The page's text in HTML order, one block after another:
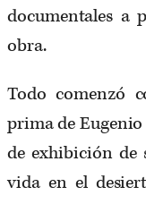
documentales a
obra.
Todo comenzó
prima de
de exhibición de
vida en el